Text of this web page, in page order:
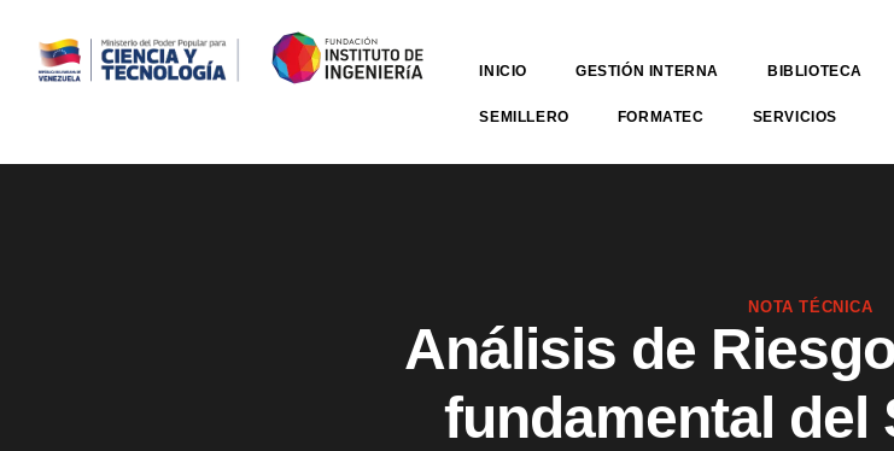
INICIO GESTIÓN INTERNA BIBLIOTECA
SEMILLERO FORMATEC SERVICIOS
NOTA TÉCNICA
Análisis de
fundamental del